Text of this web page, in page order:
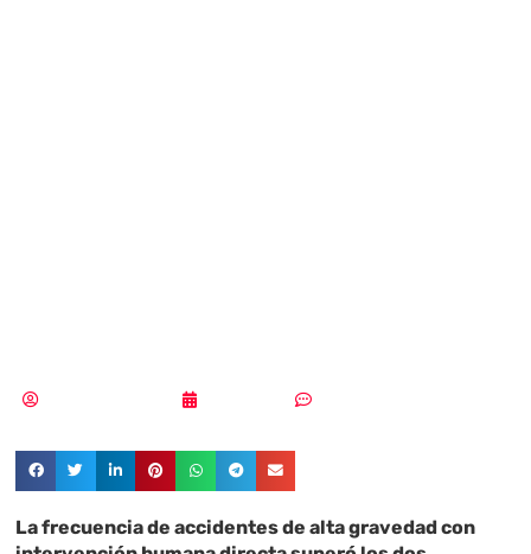
La frecuencia de accidentes de alta gravedad con